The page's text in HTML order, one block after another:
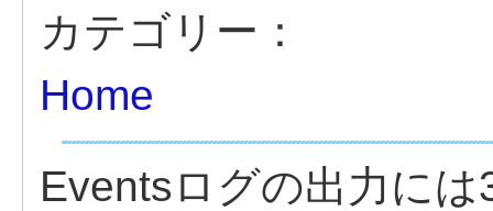
カテゴリー：
Home
Eventsログの出力に